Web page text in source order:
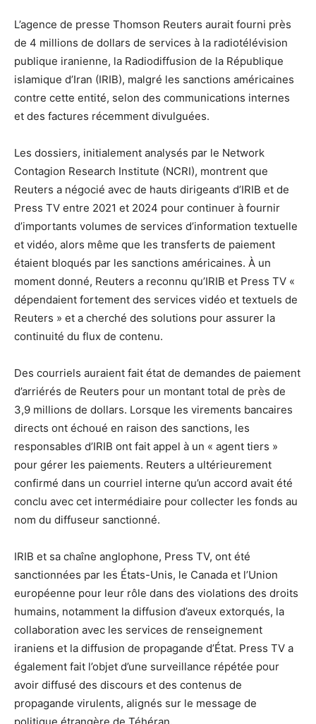
L’agence de presse Thomson Reuters aurait fourni près
de 4 millions de dollars de services à la radiotélévision
publique iranienne, la Radiodiffusion de la République
islamique d’Iran (IRIB), malgré les sanctions américaines
contre cette entité, selon des communications internes
et des factures récemment divulguées.
Les dossiers, initialement analysés par le Network
Contagion Research Institute (NCRI), montrent que
Reuters a négocié avec de hauts dirigeants d’IRIB et de
Press TV entre 2021 et 2024 pour continuer à fournir
d’importants volumes de services d’information textuelle
et vidéo, alors même que les transferts de paiement
étaient bloqués par les sanctions américaines. À un
moment donné, Reuters a reconnu qu’IRIB et Press TV «
dépendaient fortement des services vidéo et textuels de
Reuters » et a cherché des solutions pour assurer la
continuité du flux de contenu.
Des courriels auraient fait état de demandes de paiement
d’arriérés de Reuters pour un montant total de près de
3,9 millions de dollars. Lorsque les virements bancaires
directs ont échoué en raison des sanctions, les
responsables d’IRIB ont fait appel à un « agent tiers »
pour gérer les paiements. Reuters a ultérieurement
confirmé dans un courriel interne qu’un accord avait été
conclu avec cet intermédiaire pour collecter les fonds au
nom du diffuseur sanctionné.
IRIB et sa chaîne anglophone, Press TV, ont été
sanctionnées par les États-Unis, le Canada et l’Union
européenne pour leur rôle dans des violations des droits
humains, notamment la diffusion d’aveux extorqués, la
collaboration avec les services de renseignement
iraniens et la diffusion de propagande d’État. Press TV a
également fait l’objet d’une surveillance répétée pour
avoir diffusé des discours et des contenus de
propagande virulents, alignés sur le message de